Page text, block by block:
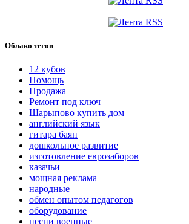
Облако тегов
12 кубов
Помощь
Продажа
Ремонт под ключ
Шарыпово купить дом
английский язык
гитара баян
дошкольное развитие
изготовление еврозаборов
казачьи
мощная реклама
народные
обмен опытом педагогов
оборудование
песни военные